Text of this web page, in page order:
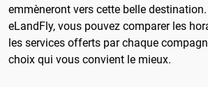
emmèneront vers cette belle
eLandFly, vous pouvez comparer les
les services offerts par chaque
choix qui vous convient le mieux.